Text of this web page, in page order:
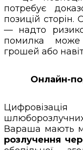
потребує
позицій
— надто
помилка може
грошей або
Онлайн-
Вараша мають
розлучення